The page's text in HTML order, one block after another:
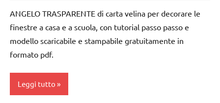
papercutting
TUTORIAL
TUTTI GLI
PER ETA'
cartamodelli
anni
FESTE
carta
cartamodelli
dai
decorazioni
ANGELO TRASPARENTE di carta velina per decorare le
finestre a casa e a scuola, con tutorial passo passo e
modello scaricabile e stampabile gratuitamente in
formato pdf.
Leggi tutto